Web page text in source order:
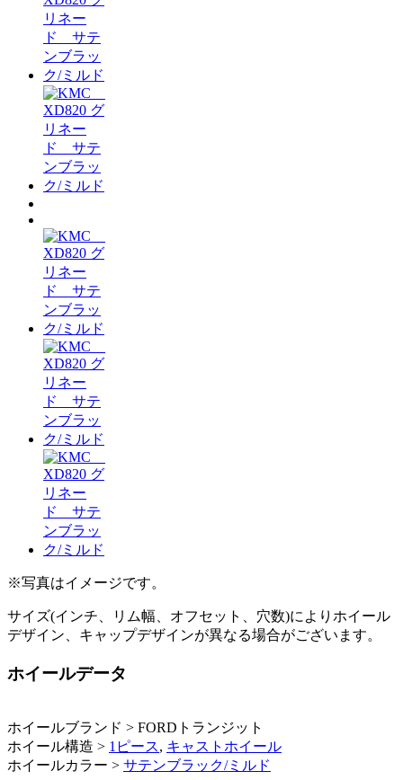
※写真はイメージです。
サイズ(インチ、リム幅、オフセット、穴数)によりホイール
デザイン、キャップデザインが異なる場合がございます。
ホイールデータ
ホイールブランド > FORDトランジット
ホイール構造 > 1ピース, キャストホイール
ホイールカラー > サテンブラック/ミルド